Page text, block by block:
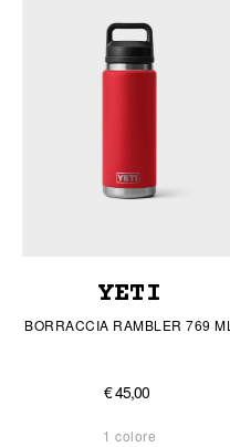
YETI
BORRACCIA RAMBLER 769 ML
€ 45,00
1 colore